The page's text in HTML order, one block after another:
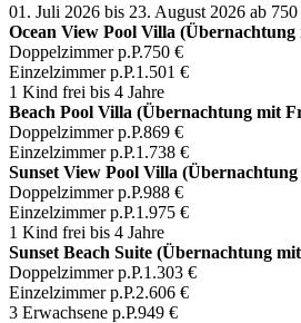
01. Juli 2026 bis 23. August 2026 ab 750
Ocean View Pool Villa
Doppelzimmer p.P.750 €
Einzelzimmer p.P.1.501 €
1 Kind frei bis 4 Jahre
Beach Pool Villa (Übernachtung mit
Doppelzimmer p.P.869 €
Einzelzimmer p.P.1.738 €
Sunset View Pool Villa
Doppelzimmer p.P.988 €
Einzelzimmer p.P.1.975 €
1 Kind frei bis 4 Jahre
Sunset Beach Suite (Übernachtung
Doppelzimmer p.P.1.303 €
Einzelzimmer p.P.2.606 €
3 Erwachsene p.P.949 €